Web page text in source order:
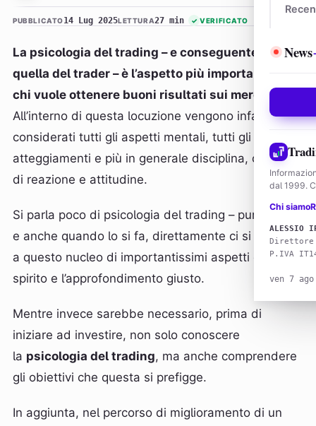
News
dal 1999.
Chi siamo
ALESSIO
Direttore
P.IVA
ven 7
PUBBLICATO14 Lug 2025LETTURA27 min ✓ VERIFICATO
La psicologia del trading – e conseguentemente
quella del trader – è l’aspetto più importante per
chi vuole ottenere buoni risultati sui mercati
All’interno di questa locuzione vengono infatti
considerati tutti gli aspetti mentali, tutti gli
atteggiamenti e più in generale disciplina, capacità
di reazione e attitudine.
Si parla poco di psicologia del trading – purtroppo –
e anche quando lo si fa, direttamente ci si avvicina
a questo nucleo di importantissimi aspetti con lo
spirito e l’approfondimento giusto.
Mentre invece sarebbe necessario, prima di
iniziare ad investire, non solo conoscere
la psicologia del trading, ma anche comprendere
gli obiettivi che questa si prefigge.
In aggiunta, nel percorso di miglioramento di un